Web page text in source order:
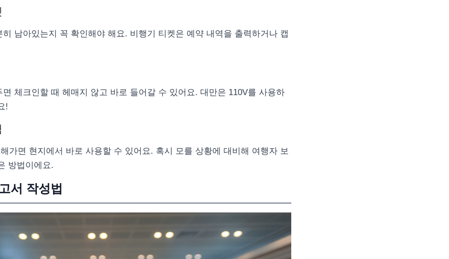
남아있는지 꼭 확인해야 해요. 비행기 티켓은 예약 내역을 출력하거나 캡
체크인할 때 헤매지 않고 바로 들어갈 수 있어요. 대만은 110V를 사용하
!
가면 현지에서 바로 사용할 수 있어요. 혹시 모를 상황에 대비해 여행자 보
방법이에요.
서 작성법